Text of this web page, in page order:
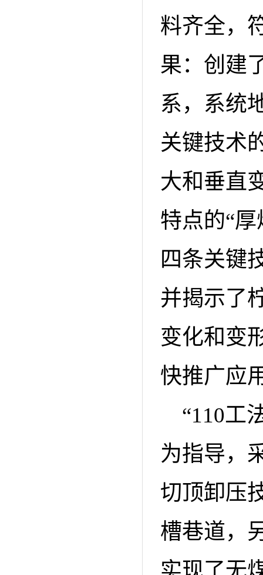
料齐全，
果：创建
系，系统
关键技术
大和垂直
特点的“
四条关键
并揭示了
变化和变
快推广应
“110工
为指导，
切顶卸压
槽巷道，